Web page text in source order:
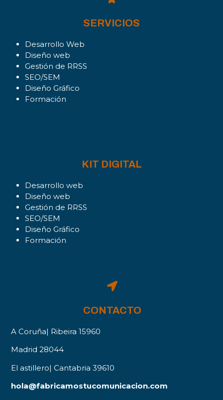
SERVICIOS
Desarrollo Web
Diseño web
Gestión de RRSS
SEO/SEM
Diseño Gráfico
Formación
KIT DIGITAL
Desarrollo web
Diseño web
Gestión de RRSS
SEO/SEM
Diseño Gráfico
Formación
CONTACTO
A Coruña| Ribeira 15960
Madrid 28044
El astillero| Cantabria 39610
hola@fabricamostucomunicacion.com